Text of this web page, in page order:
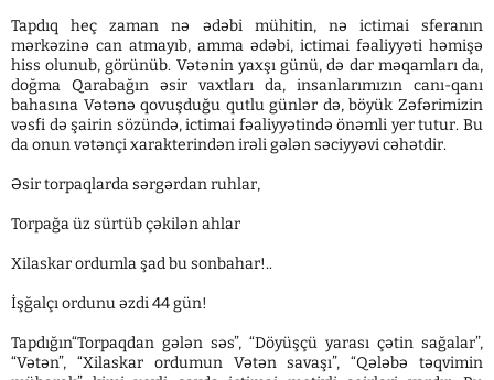
Tapdıq heç zaman nə ədəbi mühitin, nə ictimai sferanın
mərkəzinə can atmayıb, amma ədəbi, ictimai fəaliyyəti həmişə
hiss olunub, görünüb. Vətənin yaxşı günü, də dar məqamları da,
doğma Qarabağın əsir vaxtları da, insanlarımızın canı-qanı
bahasına Vətənə qovuşduğu qutlu günlər də, böyük Zəfərimizin
vəsfi də şairin sözündə, ictimai fəaliyyətində önəmli yer tutur. Bu
da onun vətənçi xarakterindən irəli gələn səciyyəvi cəhətdir.
Əsir torpaqlarda sərgərdan ruhlar,
Torpağa üz sürtüb çəkilən ahlar
Xilaskar ordumla şad bu sonbahar!..
İşğalçı ordunu əzdi 44 gün!
Tapdığın“Torpaqdan gələn səs”, “Döyüşçü yarası çətin sağalar”,
“Vətən”, “Xilaskar ordumun Vətən savaşı”, “Qələbə təqvimin